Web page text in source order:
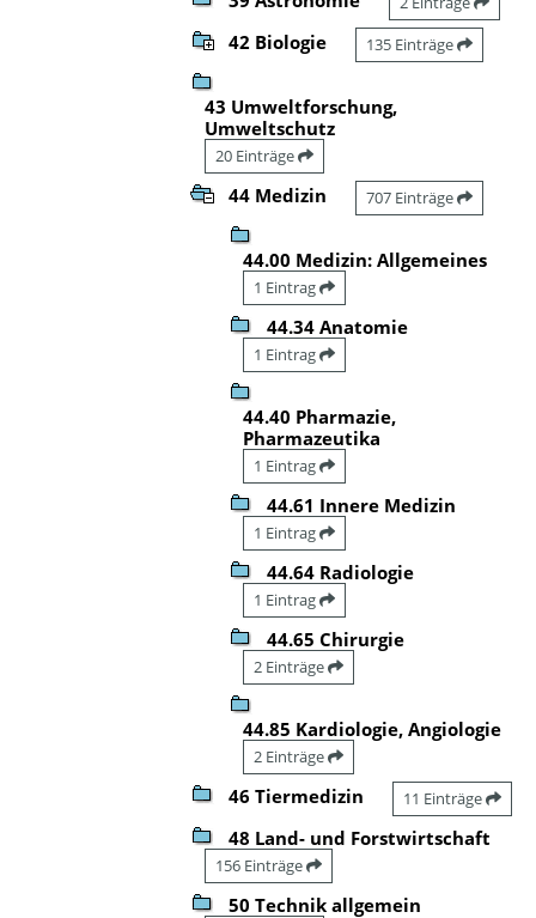
42 Biologie 135 Einträge
43 Umweltforschung,
Umweltschutz
20 Einträge
44 Medizin 707 Einträge
44.00 Medizin: Allgemeines
1 Eintrag
44.34 Anatomie
1 Eintrag
44.40 Pharmazie,
Pharmazeutika
1 Eintrag
44.61 Innere Medizin
1 Eintrag
44.64 Radiologie
1 Eintrag
44.65 Chirurgie
2 Einträge
44.85 Kardiologie, Angiologie
2 Einträge
46 Tiermedizin 11 Einträge
48 Land- und Forstwirtschaft
156 Einträge
50 Technik allgemein